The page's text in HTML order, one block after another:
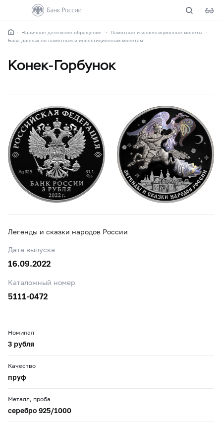
Наличное денежное обращение
Памятные и инвестиционные монеты
База данных по памятным и инвестиционным монетам
Конек-Горбунок
Легенды и сказки народов России
Дата выпуска
16.09.2022
Каталожный номер
5111-0472
Номинал
3 рубля
Качество
пруф
Металл, проба
серебро 925/1000